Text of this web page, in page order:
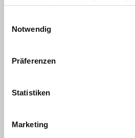
Notwendig
Präferenzen
Statistiken
Marketing